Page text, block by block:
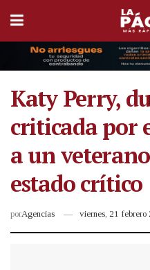
Katy Perry,
criticada por
a un
estado crítico
porAgencias viernes, 21